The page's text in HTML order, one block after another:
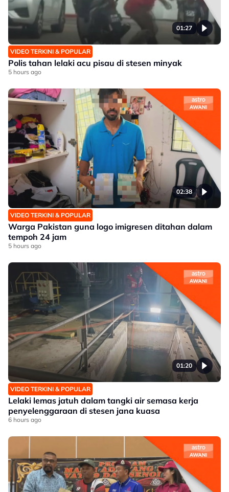
01:27
VIDEO TERKINI & POPULAR
Polis tahan lelaki acu pisau di stesen minyak
5 hours ago
02:38
VIDEO TERKINI & POPULAR
Warga Pakistan guna logo imigresen ditahan dalam
tempoh 24 jam
5 hours ago
01:20
VIDEO TERKINI & POPULAR
Lelaki lemas jatuh dalam tangki air semasa kerja
penyelenggaraan di stesen jana kuasa
6 hours ago